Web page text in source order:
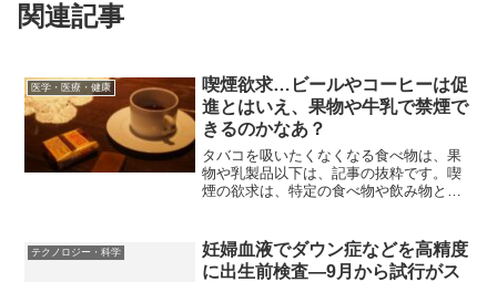
関連記事
医学・医療・健康
喫煙欲求…ビールやコーヒーは促
進とはいえ、果物や牛乳で禁煙で
きるのかなあ？
タバコを吸いたくなくなる食べ物は、果
物や乳製品以下は、記事の抜粋です。喫
煙の欲求は、特定の食べ物や飲み物と関
するとタバコを吸いたくなる飲食品は、
ビールなどのアルコール飲...
テクノロジー・科学
妊婦血液でダウン症などを高精度
に出生前検査―9月から試行がス